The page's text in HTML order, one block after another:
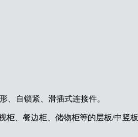
、自锁紧、滑插式连接件。
柜、餐边柜、储物柜等的层板/中竖